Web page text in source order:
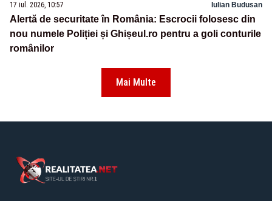
17 iul. 2026, 10:57 Iulian Budusan
Alertă de securitate în România: Escrocii folosesc din
nou numele Poliției și Ghișeul.ro pentru a goli conturile
românilor
Mai Multe